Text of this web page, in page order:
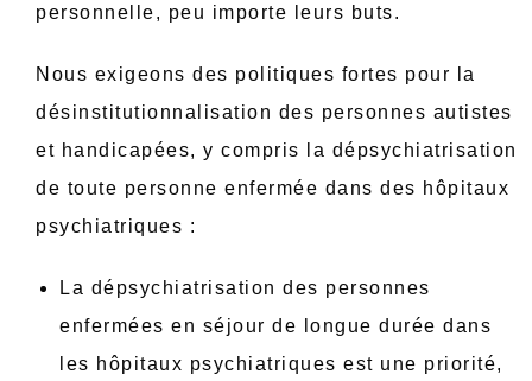
personnelle, peu importe leurs buts.
Nous exigeons des politiques fortes pour la
désinstitutionnalisation des personnes autistes
et handicapées, y compris la dépsychiatrisation
de toute personne enfermée dans des hôpitaux
psychiatriques :
La dépsychiatrisation des personnes
enfermées en séjour de longue durée dans
les hôpitaux psychiatriques est une priorité,